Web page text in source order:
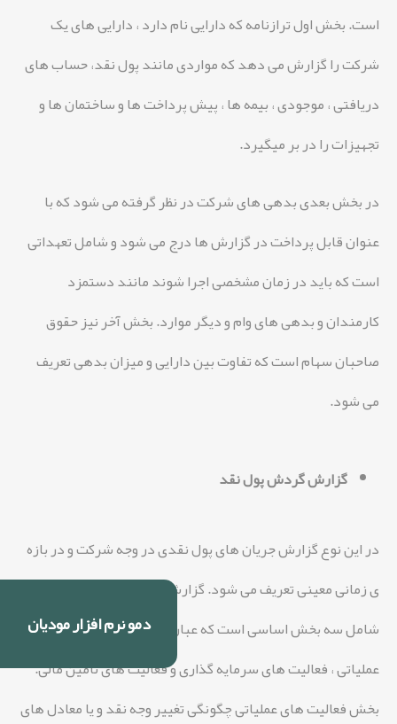
دمو نرم افزار مودیان
است. بخش اول ترازنامه که دارایی نام دارد ، دارایی های یک
شرکت را گزارش می دهد که مواردی مانند پول نقد، حساب های
دریافتی ، موجودی ، بیمه ها ، پیش پرداخت ها و ساختمان ها و
تجهیزات را در بر میگیرد.
در بخش بعدی بدهی های شرکت در نظر گرفته می شود که با
عنوان قابل پرداخت در گزارش ها درج می شود و شامل تعهداتی
است که باید در زمان مشخصی اجرا شوند مانند دستمزد
کارمندان و بدهی های وام و دیگر موارد. بخش آخر نیز حقوق
صاحبان سهام است که تفاوت بین دارایی و میزان بدهی تعریف
می شود.
گزارش گردش پول نقد
در این نوع گزارش جریان های پول نقدی در وجه شرکت و در بازه
ی زمانی معینی تعریف می شود. گزارش گردش پول نقد نیز خود
شامل سه بخش اساسی است که عبارت است از فعالیت های
عملیاتی ، فعالیت های سرمایه گذاری و فعالیت های تامین مالی.
بخش فعالیت های عملیاتی چگونگی تغییر وجه نقد و یا معادل های